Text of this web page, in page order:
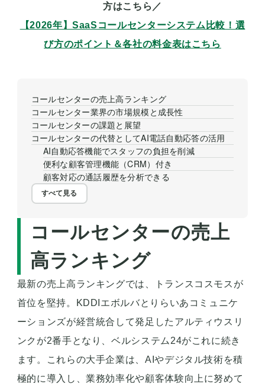
方はこちら／
【2026年】SaaSコールセンターシステム比較！ 選
び方のポイント＆各社の料金表はこちら
コールセンターの売上高ランキング
コールセンター業界の市場規模と成長性
コールセンターの課題と展望
コールセンターの代替としてAI電話自動応答の活用
AI自動応答機能でスタッフの負担を削減
便利な顧客管理機能（CRM）付き
顧客対応の通話履歴を分析できる
すべて見る
コールセンターの売上
高ランキング
最新の売上高ランキングでは、トランスコスモスが
首位を堅持。KDDIエボルバとりらいあコミュニケ
ーションズが経営統合して発足したアルティウスリ
ンクが2番手となり、ベルシステム24がこれに続き
ます。これらの大手企業は、AIやデジタル技術を積
極的に導入し、業務効率化や顧客体験向上に努めて